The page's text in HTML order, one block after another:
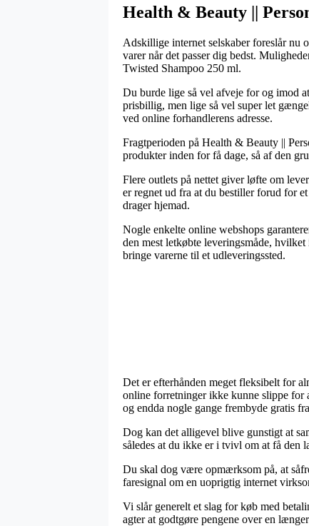
Health & Beauty ||
Adskillige internet selskaber foreslår nu
varer når det passer dig bedst.
Twisted Shampoo 250 ml.
Du burde lige så vel afveje for og imod
prisbillig, men lige så vel super let
ved online forhandlerens adresse.
Fragtperioden på Health & Beauty ||
produkter inden for få dage, så af den
Flere outlets på nettet giver løfte om
er regnet ud fra at du bestiller forud for
drager hjemad.
Nogle enkelte online webshops
den mest letkøbte leveringsmåde,
bringe varerne til et udleveringssted.
Det er efterhånden meget fleksibelt for
online forretninger ikke kunne slippe for
og endda nogle gange frembyde gratis
Dog kan det alligevel blive gunstigt at
således at du ikke er i tvivl om at få den
Du skal dog være opmærksom på, at
faresignal om en uoprigtig internet
Vi slår generelt et slag for køb med
agter at godtgøre pengene over en